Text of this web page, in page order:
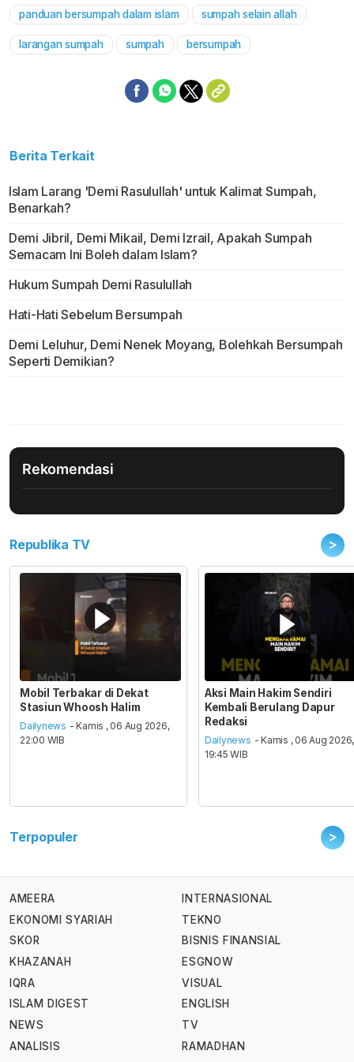
panduan bersumpah dalam islam sumpah selain allah
larangan sumpah sumpah bersumpah
Berita Terkait
Islam Larang 'Demi Rasulullah' untuk Kalimat Sumpah,
Benarkah?
Demi Jibril, Demi Mikail, Demi Izrail, Apakah Sumpah
Semacam Ini Boleh dalam Islam?
Hukum Sumpah Demi Rasulullah
Hati-Hati Sebelum Bersumpah
Demi Leluhur, Demi Nenek Moyang, Bolehkah Bersumpah
Seperti Demikian?
Rekomendasi
Republika TV >
Mobil Terbakar di Dekat
Stasiun Whoosh Halim
Dailynews - Kamis , 06 Aug 2026,
22:00 WIB
Aksi Main Hakim Sendiri
Kembali Berulang Dapur
Redaksi
Dailynews - Kamis , 06 Aug 2026,
19:45 WIB
Terpopuler >
AMEERA
EKONOMI SYARIAH
SKOR
KHAZANAH
IQRA
ISLAM DIGEST
NEWS
ANALISIS
INTERNASIONAL
TEKNO
BISNIS FINANSIAL
ESGNOW
VISUAL
ENGLISH
TV
RAMADHAN